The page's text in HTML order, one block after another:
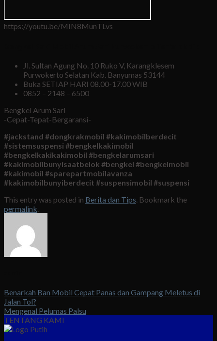
https://youtu.be/MIN8MunTLvs
Jl. Sultan Agung No. 10 Ruko V, Karangklesem
Purwokerto Selatan Kab. Banyumas 53144
Buka SETIAP HARI 08.00-17.00 WIB
0852 – 2148 – 6500
Bengkel Arum Sari
-Cepat-Tepat-Bergaransi-
#jackstand #dongkrakmobil #kakimobilberdecit
#sistemsuspensi #bengkelkakimobil
#bengkelkakikakimobil #bengkelarumsari
#kakimobilbunyisaatbelok #bengkel #bengkelmobil
#kakimobil #sparepartmobilavanza
#kakimobilbunyiberdecit #suspensimobil #suspensi
This entry was posted in Berita dan Tips. Bookmark the
permalink.
Benarkah Ban Mobil Cepat Panas dan Gampang Meletus di
Jalan Tol?
Mengenal Pelumas Palsu
TENTANG KAMI